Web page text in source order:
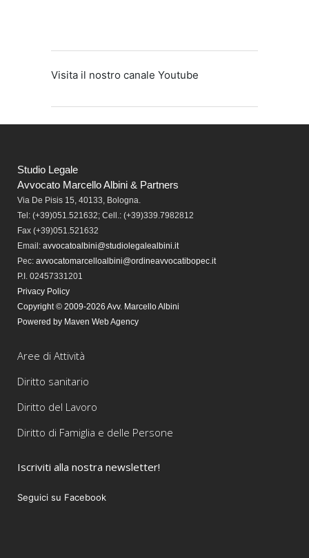
Visita il nostro canale Youtube
Studio Legale
Avvocato Marcello Albini & Partners
Via De Pisis 15, 40133, Bologna.
Tel: (+39)051.521632; Cell.: (+39)339.7982812
Fax (+39)051.521632
Email: avvocatoalbini@studiolegalealbini.it
Pec: avvocatomarcelloalbini@ordineavvocatibopec.it
P.I. 02457331201
Privacy Policy
Copyright © 2009-2026 Avv. Marcello Albini
Powered by Maven Web Agency
Aree di Attività
Diritto sanitario
Diritto del Lavoro
Diritto di Famiglia e delle Persone
Iscriviti alla nostra newsletter!
Seguici su Facebook